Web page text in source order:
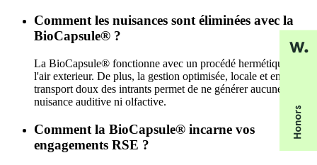
Comment les nuisances sont éliminées avec la
BioCapsule® ?
La BioCapsule® fonctionne avec un procédé hermétique à
l'air exterieur. De plus, la gestion optimisée, locale et en
transport doux des intrants permet de ne générer aucune
nuisance auditive ni olfactive.
Comment la BioCapsule® incarne vos
engagements RSE ?